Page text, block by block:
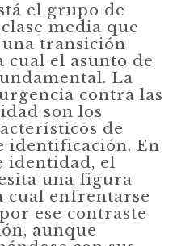
el grupo de
media que
transición
el asunto de
La
contra las
son los
de
identificación. En
identidad, el
una figura
cual enfrentarse
ese contraste
aunque